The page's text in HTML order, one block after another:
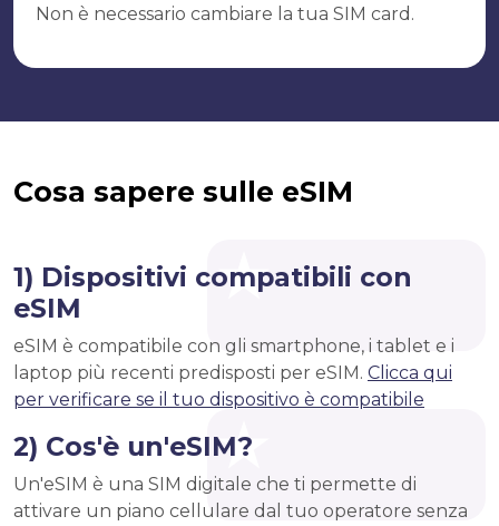
Non è necessario cambiare la tua SIM card.
Cosa sapere sulle eSIM
1) Dispositivi compatibili con
eSIM
eSIM è compatibile con gli smartphone, i tablet e i
laptop più recenti predisposti per eSIM. Clicca qui
per verificare se il tuo dispositivo è compatibile
2) Cos'è un'eSIM?
Un'eSIM è una SIM digitale che ti permette di
attivare un piano cellulare dal tuo operatore senza